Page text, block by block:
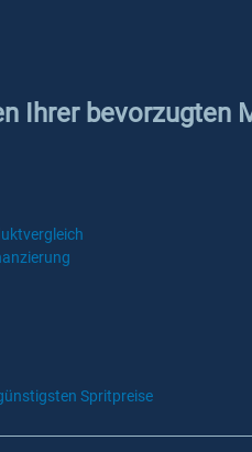
Ihrer bevorzugten
Spritpreise